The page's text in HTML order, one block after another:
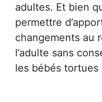
adultes. Et bien
permettre
changements au
l’adulte sans
les bébés